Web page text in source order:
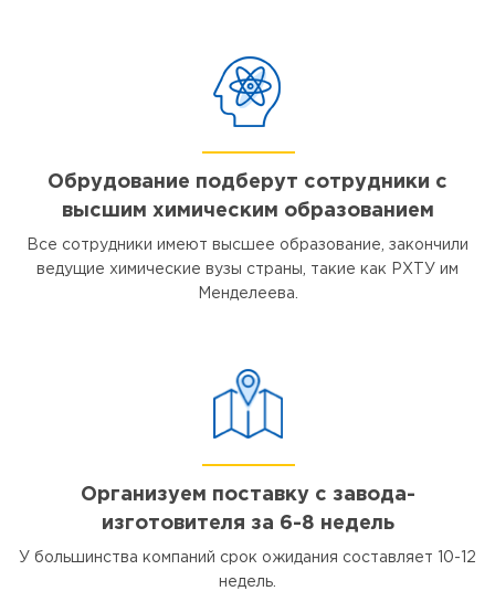
Обрудование подберут сотрудники с
высшим химическим образованием
Все сотрудники имеют высшее образование, закончили
ведущие химические вузы страны, такие как РХТУ им
Менделеева.
Организуем поставку с завода-
изготовителя за 6-8 недель
У большинства компаний срок ожидания составляет 10-12
недель.